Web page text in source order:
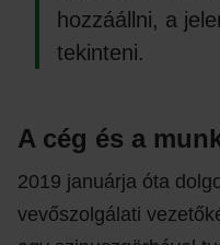
hozzáállni, a
tekinteni.
A cég és a
2019 januárja óta
vevőszolgálati